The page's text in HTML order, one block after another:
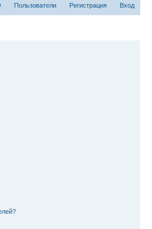
Пользователи Регистрация Вход